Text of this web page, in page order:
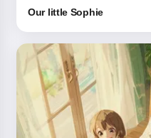
Our little Sophie